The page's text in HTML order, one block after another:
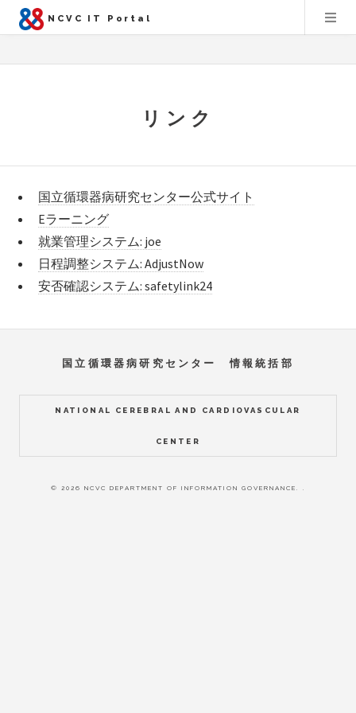
NCVC IT Portal
リンク
国立循環器病研究センター公式サイト
Eラーニング
就業管理システム: joe
日程調整システム: AdjustNow
安否確認システム: safetylink24
国立循環器病研究センター 情報統括部
NATIONAL CEREBRAL AND CARDIOVASCULAR
CENTER
© 2026 NCVC DEPARTMENT OF INFORMATION GOVERNANCE. .